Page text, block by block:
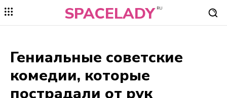
SPACELADY RU
Гениальные советские
комедии, которые
пострадали от рук